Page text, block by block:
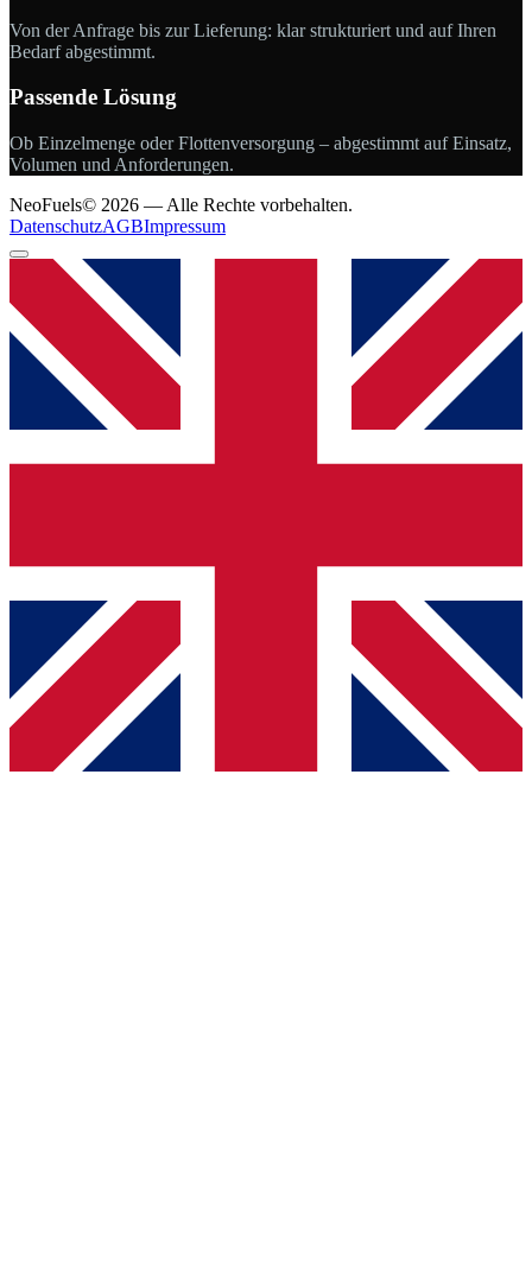
Von der Anfrage bis zur Lieferung: klar strukturiert und auf Ihren
Bedarf abgestimmt.
Passende Lösung
Ob Einzelmenge oder Flottenversorgung – abgestimmt auf Einsatz,
Volumen und Anforderungen.
NeoFuels© 2026 — Alle Rechte vorbehalten.
DatenschutzAGBImpressum